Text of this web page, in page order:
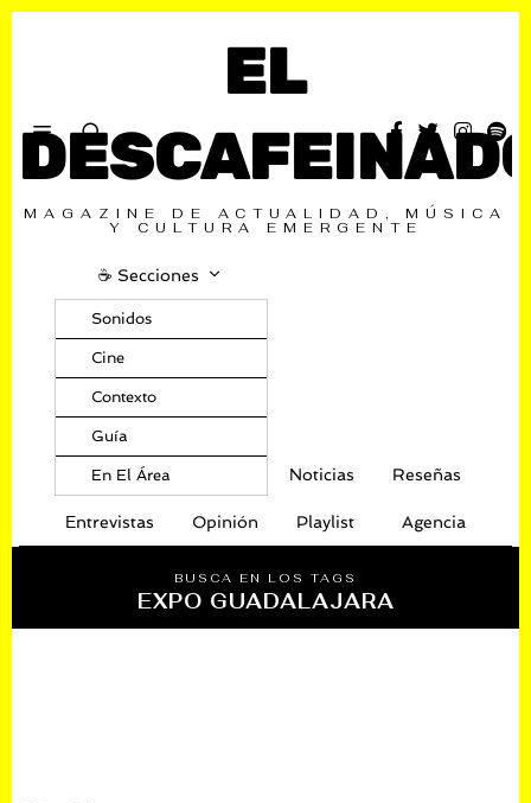
EL
MAGAZINE DE ACTUALIDAD, MÚSICA
Y CULTURA EMERGENTE
☕️ Secciones
Sonidos
Cine
Contexto
Guía
En El Área Noticias Reseñas
Entrevistas Opinión Playlist Agencia
BUSCA EN LOS TAGS
EXPO GUADALAJARA